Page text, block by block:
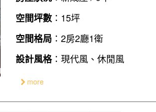
空間坪數 ：15坪
空間格局 ：2房2廳1衛
設計風格：現代風、休閒風
more